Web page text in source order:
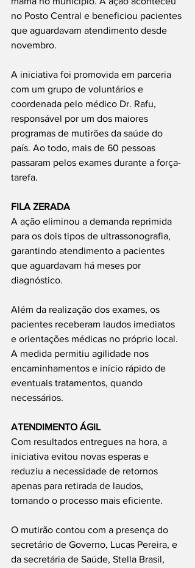
no Posto Central e beneficiou pacientes
que aguardavam atendimento desde
novembro.
A iniciativa foi promovida em parceria
com um grupo de voluntários e
coordenada pelo médico Dr. Rafu,
responsável por um dos maiores
programas de mutirões da saúde do
país. Ao todo, mais de 60 pessoas
passaram pelos exames durante a força-
tarefa.
FILA ZERADA
A ação eliminou a demanda reprimida
para os dois tipos de ultrassonografia,
garantindo atendimento a pacientes
que aguardavam há meses por
diagnóstico.
Além da realização dos exames, os
pacientes receberam laudos imediatos
e orientações médicas no próprio local.
A medida permitiu agilidade nos
encaminhamentos e início rápido de
eventuais tratamentos, quando
necessários.
ATENDIMENTO ÁGIL
Com resultados entregues na hora, a
iniciativa evitou novas esperas e
reduziu a necessidade de retornos
apenas para retirada de laudos,
tornando o processo mais eficiente.
O mutirão contou com a presença do
secretário de Governo, Lucas Pereira, e
da secretária de Saúde, Stella Brasil,